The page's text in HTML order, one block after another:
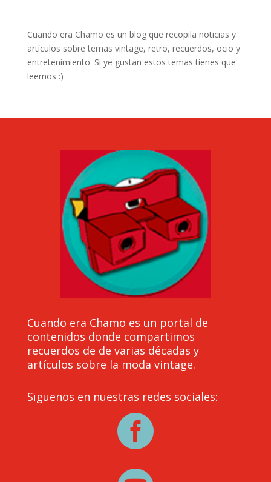
Cuando era Chamo es un blog que recopila noticias y
artículos sobre temas vintage, retro, recuerdos, ocio y
entretenimiento. Si ye gustan estos temas tienes que
leernos :)
Cuando era Chamo es un portal de
contenidos donde compartimos
recuerdos de de varias décadas y
artículos sobre la moda vintage.
Sïguenos en nuestras redes sociales:
